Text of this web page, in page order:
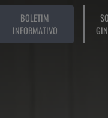
BOLETIM
INFORMATIVO